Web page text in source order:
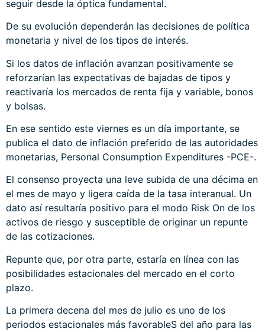
seguir desde la óptica fundamental.
De su evolución dependerán las decisiones de política
monetaria y nivel de los tipos de interés.
Si los datos de inflación avanzan positivamente se
reforzarían las expectativas de bajadas de tipos y
reactivaría los mercados de renta fija y variable, bonos
y bolsas.
En ese sentido este viernes es un día importante, se
publica el dato de inflación preferido de las autoridades
monetarias, Personal Consumption Expenditures -PCE-.
El consenso proyecta una leve subida de una décima en
el mes de mayo y ligera caída de la tasa interanual. Un
dato así resultaría positivo para el modo Risk On de los
activos de riesgo y susceptible de originar un repunte
de las cotizaciones.
Repunte que, por otra parte, estaría en línea con las
posibilidades estacionales del mercado en el corto
plazo.
La primera decena del mes de julio es uno de los
periodos estacionales más favorableS del año para las